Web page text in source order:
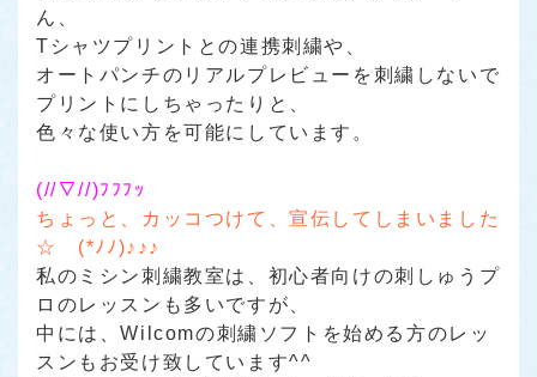
ん、
Tシャツプリントとの連携刺繍や、
オートパンチのリアルプレビューを刺繍しないで
プリントにしちゃったりと、
色々な使い方を可能にしています。
(//∇//)ﾌﾌﾌｯ
ちょっと、カッコつけて、宣伝してしまいました
☆ (*ﾉﾉ)♪♪♪
私のミシン刺繍教室は、初心者向けの刺しゅうプ
ロのレッスンも多いですが、
中には、Wilcomの刺繍ソフトを始める方のレッ
スンもお受け致しています^^